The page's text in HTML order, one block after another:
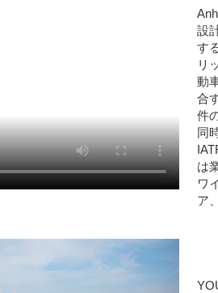
設
す
リ
動
合
件
同
は
ワ
ア